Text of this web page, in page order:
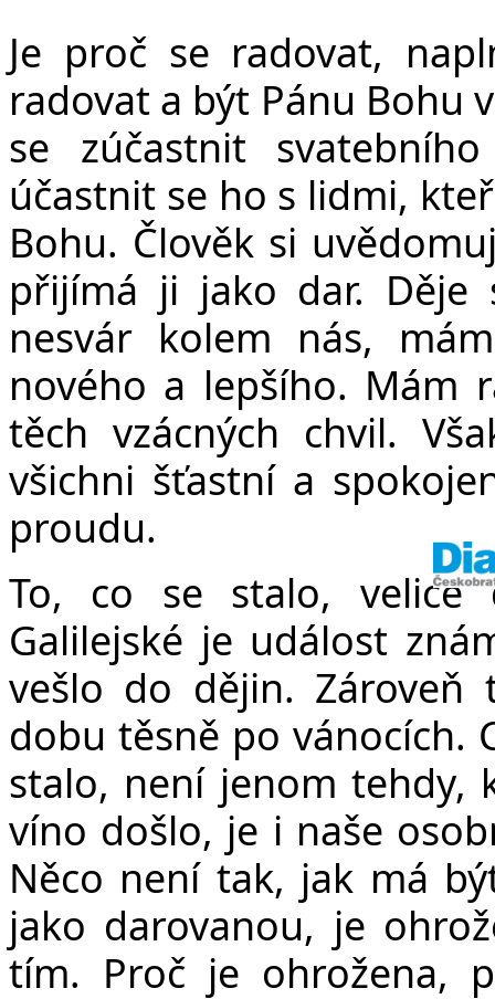
Je proč se radovat,
radovat a být Pánu Bohu
se zúčastnit
účastnit se ho s lidmi,
Bohu. Člověk si
přijímá ji jako dar. Děje
nesvár kolem nás,
nového a lepšího. Mám
těch vzácných chvil.
všichni šťastní a
proudu.
To, co se stalo, velice
Galilejské je událost
vešlo do dějin.
dobu těsně po vánocích.
stalo, není jenom tehdy,
víno došlo, je i naše
Něco není tak, jak má
jako darovanou, je
tím. Proč je ohrožena,